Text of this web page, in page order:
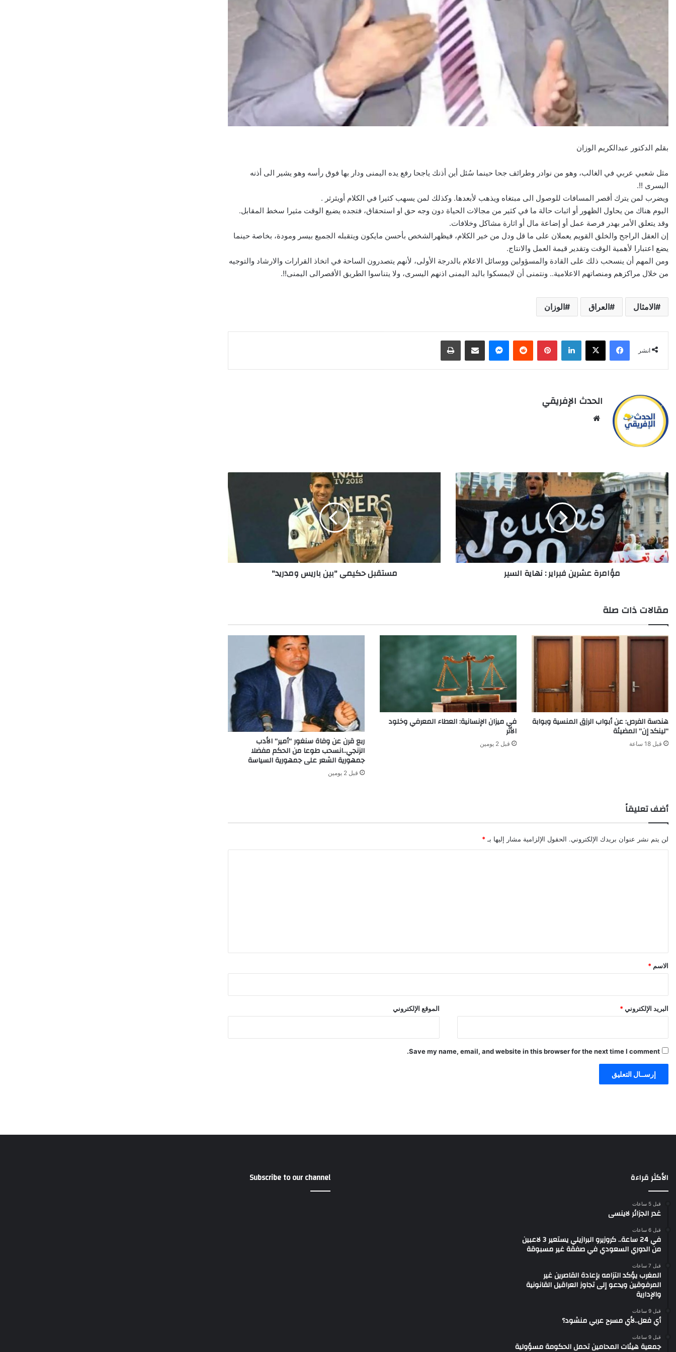
بقلم الدكتور عبدالكريم الوزان
مثل شعبي عربي في الغالب، وهو من نوادر وطرائف جحا حينما سُئل أين أذنك ياجحا رفع يده اليمنى ودار بها فوق رأسه وهو يشير الى أذنه
اليسرى !!.
ويضرب لمن يترك أقصر المسافات للوصول الى مبتغاه ويذهب لأبعدها. وكذلك لمن يسهب كثيرا في الكلام أويثرثر .
اليوم هناك من يحاول الظهور أو اثبات حالة ما في كثير من مجالات الحياة دون وجه حق او استحقاق، فتجده يضيع الوقت مثيرا سخط المقابل.
وقد يتعلق الأمر بهدر فرصة عمل أو إضاعة مال أو اثارة مشاكل وخلافات.
إن العقل الراجح والخلق القويم يعملان على ما قل ودل من خير الكلام، فيظهرالشخص بأحسن مايكون ويتقبله الجميع بيسر ومودة، بخاصة حينما
يضع اعتبارا لأهمية الوقت وتقدير قيمة العمل والانتاج.
ومن المهم أن ينسحب ذلك على القادة والمسؤولين ووسائل الاعلام بالدرجة الأولى، لأنهم يتصدرون الساحة في اتخاذ القرارات والارشاد والتوجيه
من خلال مراكزهم ومنصاتهم الاعلامية.. ونتمنى أن لايمسكوا باليد اليمنى اذنهم اليسرى، ولا يتناسوا الطريق الأقصرالى اليمنى!!.
الامثال العراق الوزان
انشر
Facebook
X
LinkedIn
Pinterest
Reddit
Messengerانشر عبر البريد الإلكترونياطبع
الحدث الإفريقي
مؤامرة
عشرين
فبراير
نهاية
السير
مؤامرة عشرين فبراير : نهاية السير مستقبل حكيمي "بين باريس ومدريد"
مقالات ذات صلة
هندسة الفرص: عن أبواب الرزق المنسية وبوابة
“لينكد إن” المضيئة
قبل 18 ساعة
في ميزان الإنسانية: العطاء المعرفي وخلود
الأثر
قبل 2 يومين ربع قرن عن وفاة سنغور “أمير” الأدب
الزنجي..انسحب طوعا من الحكم مفضلا
جمهورية الشعر على جمهورية السياسة
قبل 2 يومين
أضف تعليقاً
لن يتم نشر عنوان بريدك الإلكتروني. الحقول الإلزامية مشار إليها بـ *
*
الاسم *
البريد الإلكتروني* الموقع الإلكتروني
Save my name, email, and website in this browser for the next time I comment.
الأكثر قراءة
قبل 5 ساعات
غدر الجزائر لاينسى
قبل 6 ساعات
في 24 ساعة.. كروزيرو البرازيلي يستعير 3 لاعبين
من الدوري السعودي في صفقة غير مسبوقة
قبل 7 ساعات
المغرب يؤكد التزامه بإعادة القاصرين غير
المرفوقين ويدعو إلى تجاوز العراقيل القانونية
والإدارية
قبل 9 ساعات
أي فعل..لأي مسرح عربي منشود؟
قبل 9 ساعات
جمعية هيئات المحامين تحمل الحكومة مسؤولية
Subscribe to our channel